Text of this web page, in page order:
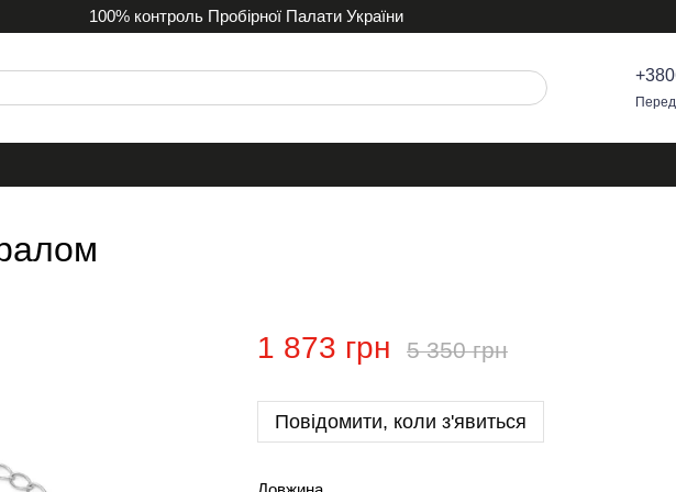
100% контроль Пробірної Палати України
1 873 грн 5 350 грн
Повідомити, коли з'явиться